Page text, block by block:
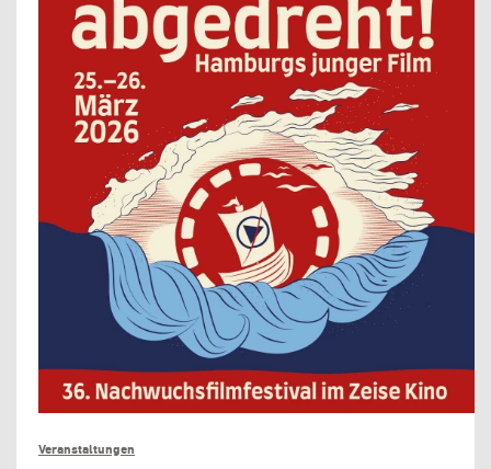
Veranstaltungen